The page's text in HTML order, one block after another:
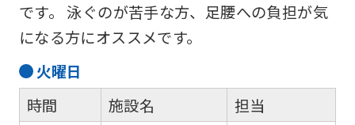
です。 泳ぐのが苦手な方、足腰への負担が気
になる方にオススメです。
火曜日
時間
施設名
担当
Automatic